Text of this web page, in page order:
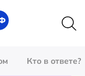
Кто в ответе?